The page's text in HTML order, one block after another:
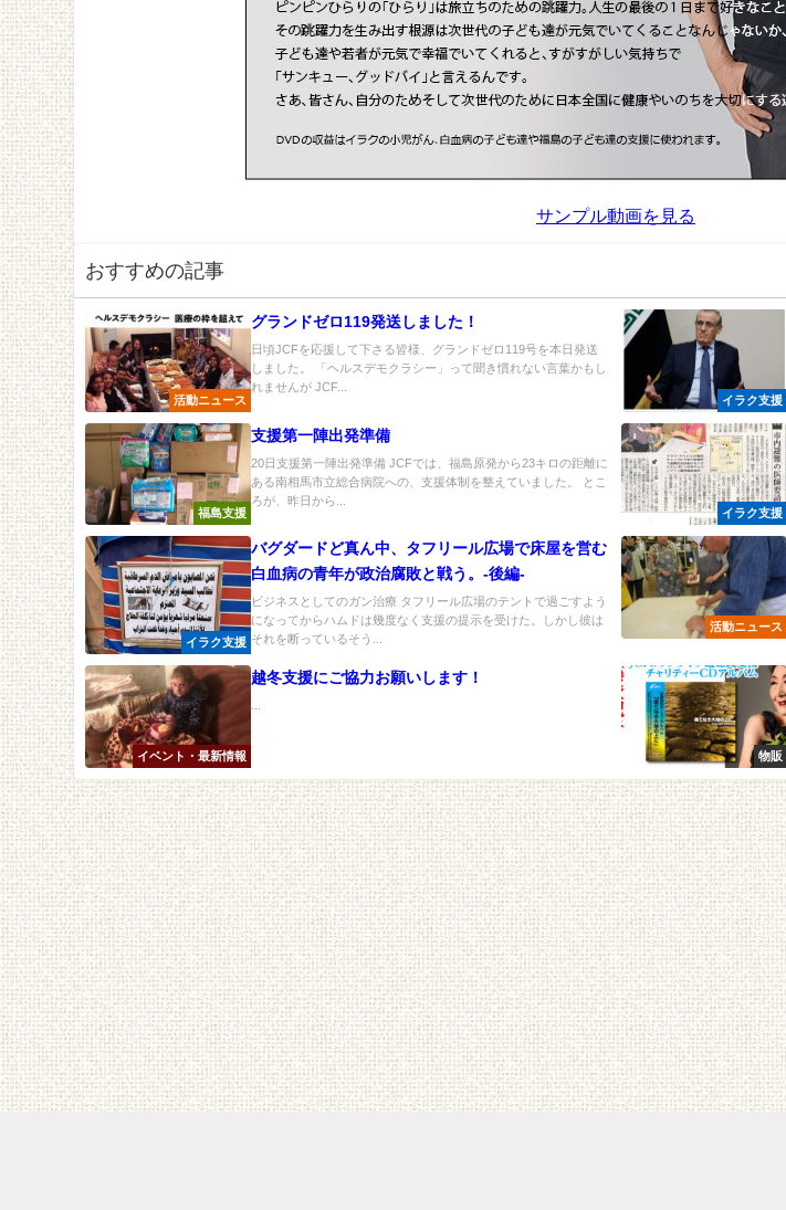
サンプル動画を見る
おすすめの記事
活動ニュース
グランドゼロ119発送しました！
日頃JCFを応援して下さる皆様、グランドゼロ119号を本日発送
しました。 「ヘルスデモクラシー」って聞き慣れない言葉かもし
れませんが JCF...
イラク支援
福島支援
支援第一陣出発準備
20日支援第一陣出発準備 JCFでは、福島原発から23キロの距離に
ある南相馬市立総合病院への、支援体制を整えていました。 とこ
ろが、昨日から...
イラク支援
イラク支援
バグダードど真ん中、タフリール広場で床屋を営む
白血病の青年が政治腐敗と戦う。-後編-
ビジネスとしてのガン治療 タフリール広場のテントで過ごすよう
になってからハムドは幾度なく支援の提示を受けた。しかし彼は
それを断っているそう...
活動ニュース
イベント・最新情報
越冬支援にご協力お願いします！
...
物販